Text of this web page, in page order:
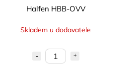
Halfen HBB-OVV
Skladem u dodavatele